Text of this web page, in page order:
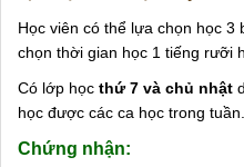
Học viên có thể lựa chọn học 3
chọn thời gian học 1 tiếng rưỡi
Có lớp học thứ 7 và chủ nhật
học được các ca học trong tuần.
Chứng nhận: